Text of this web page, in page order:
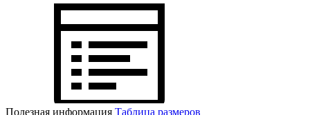
Полезная информация Таблица размеров